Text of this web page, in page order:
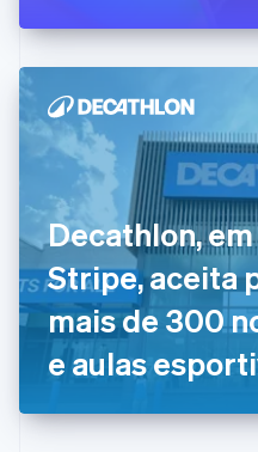
Decathlon,
Stripe, aceita
mais de 300
e aulas
EnglishItaliano
Espanha
Estados Unidos
English Español简体中文
Estônia
English
Finlândia
EnglishSvenska
França
FrançaisEnglish
Gibraltar
English
Grécia
English
English